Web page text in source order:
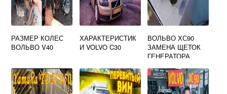
РАЗМЕР КОЛЕС
ВОЛЬВО V40
ХАРАКТЕРИСТИК
И VOLVO C30
ВОЛЬВО ХС90
ЗАМЕНА ЩЕТОК
ГЕНЕРАТОРА